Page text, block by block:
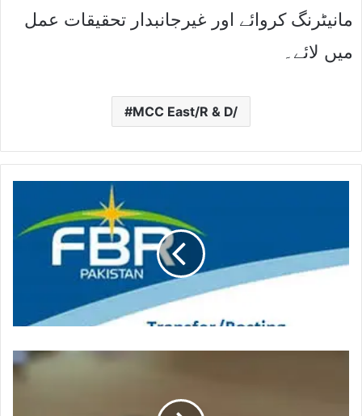
مانیٹرنگ کروائے اور غیرجانبدار تحقیقات عمل
میں لائے۔
MCC East/R & D/